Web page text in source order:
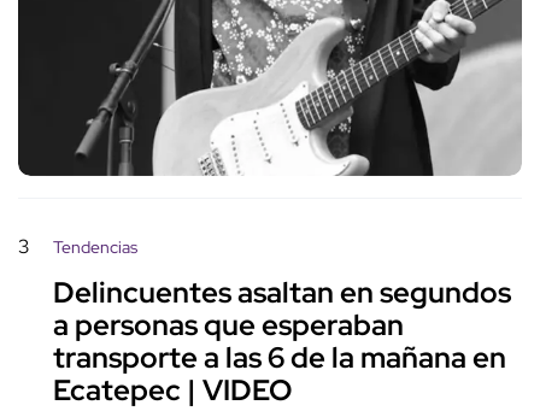
3 Tendencias
Delincuentes asaltan en segundos
a personas que esperaban
transporte a las 6 de la mañana en
Ecatepec | VIDEO